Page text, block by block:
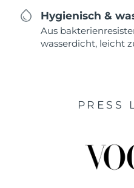
Hygienisch &
Aus
wasserdicht, leicht
PRESS